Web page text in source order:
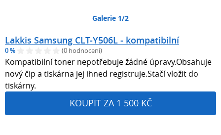
Galerie 1/2
Lakkis Samsung CLT-Y506L - kompatibilní
0 % (0 hodnocení)
Kompatibilní toner nepotřebuje žádné úpravy.Obsahuje
nový čip a tiskárna jej ihned registruje.Stačí vložit do
tiskárny.
KOUPIT ZA 1 500 KČ